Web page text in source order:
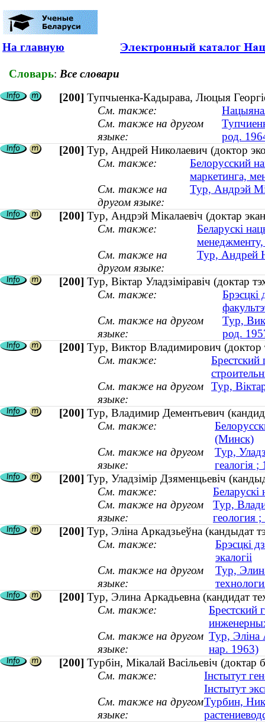
На главную
Словарь: Все словари
[200] Тупчыенка-Кадырава, Люцыя
См. также:
См. также на другом
языке:
род.
[200] Тур, Андрей Николаевич (доктор
См. также:
Белорусский
маркетинга,
См. также на
другом языке:
Тур, Андрэй
[200] Тур, Андрэй Мікалаевіч (доктар
См. также:
Беларускі
См. также на
другом языке:
Тур, Андрей
[200] Тур, Віктар Уладзіміравіч (доктар
См. также:
Брэсцкі
См. также на другом
языке:
Тур,
род.
[200] Тур, Виктор Владимирович (доктор
См. также:
Брестский
См. также на другом
языке:
Тур,
[200] Тур, Владимир Дементьевич
См. также:
(Минск)
См. также на другом
языке:
Тур,
геалогія
[200] Тур, Уладзімір Дзяменцьевіч
См. также:
Беларускі
См. также на другом
языке:
Тур,
геология
[200] Тур, Эліна Аркадзьеўна (кандыдат
См. также:
Брэсцкі
экалогіі
См. также на другом
языке:
Тур,
[200] Тур, Элина Аркадьевна (кандидат
См. также:
Брестский
См. также на другом
языке:
Тур, Эліна
нар. 1963)
[200] Турбін, Мікалай Васільевіч
См. также:
Інстытут
Інстытут
См. также на другом
языке:
Турбин,